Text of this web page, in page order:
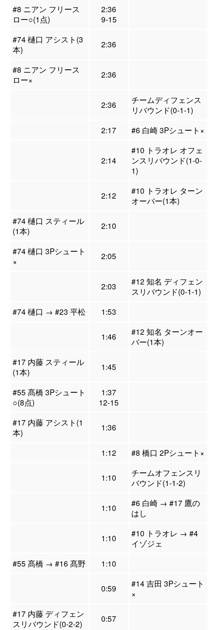
#8 ニアン フリース
ロー○(1点)
2:36
9-15
#74 樋口 アシスト(3
本)
2:36
#8 ニアン フリース
ロー×
2:36
2:36
チームディフェンス
リバウンド(0-1-1)
2:17
#6 白崎 3Pシュート×
2:14
#10 トラオレ オフェ
ンスリバウンド(1-0-
1)
2:12
#10 トラオレ ターン
オーバー(1本)
#74 樋口 スティール
(1本)
2:10
#74 樋口 3Pシュート
×
2:05
2:03
#12 知名 ディフェン
スリバウンド(0-1-1)
#74 樋口 → #23 平松
1:53
1:46
#12 知名 ターンオー
バー(1本)
#17 内藤 スティール
(1本)
1:45
#55 髙橋 3Pシュート
○(8点)
1:37
12-15
#17 内藤 アシスト(1
本)
1:36
1:12 #8 橋口 2Pシュート×
1:10
チームオフェンスリ
バウンド(1-1-2)
1:10
#6 白崎 → #17 鷹の
はし
1:10
#10 トラオレ → #4
イゾジェ
#55 髙橋 → #16 髙野
1:10
0:59
#14 吉田 3Pシュート
×
#17 内藤 ディフェン
スリバウンド(0-2-2)
0:57